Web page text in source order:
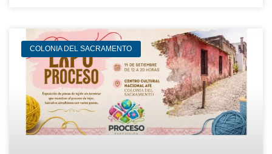
COLONIA DEL SACRAMENTO